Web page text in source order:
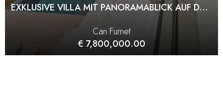
EXKLUSIVE VILLA MIT PANORAMABLICK AUF DAS MEER IN CAN FURNET
Can Furnet
€ 7,800,000.00